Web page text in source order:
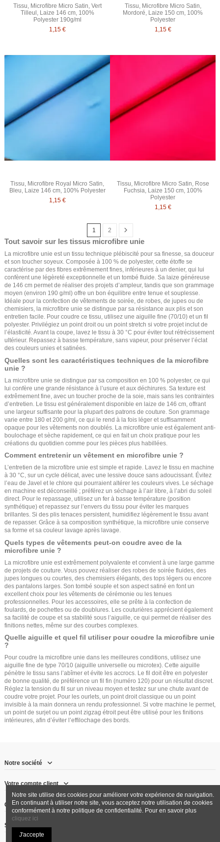
Tissu, Microfibre Micro Satin, Vert
Tilleul, Laize 146 cm, 100%
Polyester 190g/ml
1,15 €
Tissu, Microfibre Micro Satin,
Mordoré, Laize 150 cm, 100%
Polyester
1,15 €
Tissu, Microfibre Royal Micro Satin,
Bleu, Laize 146 cm, 100% Polyester
1,15 €
Tissu, Microfibre Micro Satin, Rose
Fuchsia, Laize 150 cm, 100%
Polyester
1,15 €
1 2
Tout savoir sur les tissus microfibre unie
La microfibre unie est un tissu technique plébiscité pour sa finesse, sa douceur
et son toucher soyeux. Composée à 100 % de polyester, cette étoffe se
caractérise par des fibres extrêmement fines, inférieures à un denier, qui lui
confèrent une légèreté exceptionnelle et un tombé fluide. Sa laize généreuse
de 146 cm permet de réaliser des projets d’ampleur, tandis que son grammage
moyen (environ 190 g/ml) offre un bon équilibre entre tenue et souplesse.
Idéale pour la confection de vêtements de soirée, de robes, de jupes ou de
chemisiers, la microfibre unie se distingue par sa résistance aux plis et son
entretien facile. Pour coudre ce tissu, utilisez une aiguille fine (70/10) et un fil
polyester. Privilégiez un point droit ou un point stretch si votre projet inclut de
l’élasticité. Avant la coupe, lavez le tissu à 30 °C pour éviter tout rétrécissement
ultérieur. Repassez à basse température, sans vapeur, pour préserver l’éclat
des couleurs unies et satinées.
Quelles sont les caractéristiques techniques de la microfibre
unie ?
La microfibre unie se distingue par sa composition en 100 % polyester, ce qui
lui confère une grande résistance à l’usure et aux déchirures. Sa texture est
extrêmement fine, avec un toucher proche de la soie, mais sans les contraintes
d’entretien. Le tissu est généralement disponible en laize de 146 cm, offrant
une largeur suffisante pour la plupart des patrons de couture. Son grammage
varie entre 180 et 200 g/ml, ce qui le rend à la fois léger et suffisamment
opaque pour les vêtements non doublés. La microfibre unie est également anti-
boulochage et sèche rapidement, ce qui en fait un choix pratique pour les
créations du quotidien comme pour les pièces plus habillées.
Comment entretenir un vêtement en microfibre unie ?
L’entretien de la microfibre unie est simple et rapide. Lavez le tissu en machine
à 30 °C, sur un cycle délicat, avec une lessive douce sans adoucissant. Évitez
l’eau de Javel et le chlore qui pourraient altérer les couleurs vives. Le séchage
en machine est déconseillé ; préférez un séchage à l’air libre, à l’abri du soleil
direct. Pour le repassage, utilisez un fer à basse température (position
synthétique) et repassez sur l’envers du tissu pour éviter les marques
brillantes. Si des plis tenaces persistent, humidifiez légèrement le tissu avant
de repasser. Grâce à sa composition synthétique, la microfibre unie conserve
sa forme et sa couleur lavage après lavage.
Quels types de vêtements peut-on coudre avec de la
microfibre unie ?
La microfibre unie est extrêmement polyvalente et convient à une large gamme
de projets de couture. Vous pouvez réaliser des robes de soirée fluides, des
jupes longues ou courtes, des chemisiers élégants, des tops légers ou encore
des pantalons larges. Son tombé souple et son aspect satiné en font un
excellent choix pour les vêtements de cérémonie ou les tenues
professionnelles. Pour les accessoires, elle se prête à la confection de
foulards, de pochettes ou de doublures. Les couturières apprécient également
sa facilité de coupe et sa stabilité sous l’aiguille, ce qui permet de réaliser des
finitions nettes, même sur des courbes complexes.
Quelle aiguille et quel fil utiliser pour coudre la microfibre unie
?
Pour coudre la microfibre unie dans les meilleures conditions, utilisez une
aiguille fine de type 70/10 (aiguille universelle ou microtex). Cette aiguille
pénètre le tissu sans l’abîmer et évite les accrocs. Le fil doit être en polyester
de bonne qualité, de préférence un fil fin (numéro 120) pour un résultat discret.
Réglez la tension du fil sur un niveau moyen et testez sur une chute avant de
coudre votre projet. Pour les ourlets, un point droit classique ou un point
invisible à la main donnera un rendu professionnel. Si votre machine le permet,
un point de surjet ou un point zigzag étroit peut être utilisé pour les finitions
intérieures, afin d’éviter l’effilochage des bords.
Notre société
Votre compte client
Contactez-nous
Suivez-nous
Notre site utilise des cookies pour améliorer votre expérience de navigation.
En continuant à utiliser notre site, vous acceptez notre utilisation de cookies
conformément à notre politique de confidentialité. Pour en savoir plus
cliquez ici
J'accepte